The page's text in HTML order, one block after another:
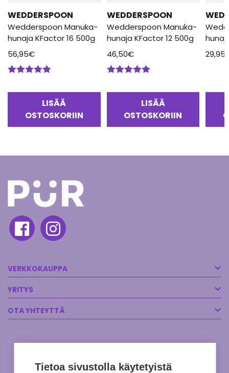
WEDDERSPOON
Wedderspoon Manuka-
hunaja KFactor 16 500g
56,95€
LISÄÄ
OSTOSKORIIN
WEDDERSPOON
Wedderspoon Manuka-
hunaja KFactor 12 500g
46,50€
LISÄÄ
OSTOSKORIIN
29,95
VERKKOKAUPPA
YRITYS
OTA YHTEYTTÄ
Tietoa sivustolla käytetyistä